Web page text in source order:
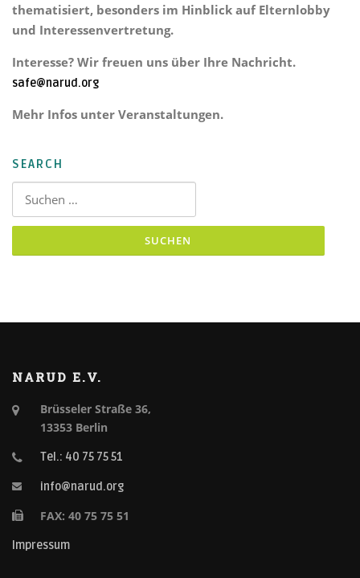
thematisiert, besonders im Hinblick auf Elternlobby
und Interessenvertretung.
Interesse? Wir freuen uns über Ihre Nachricht.
safe@narud.org
Mehr Infos unter Veranstaltungen.
SEARCH
Suchen nach:
NARUD E.V.
Brüsseler Straße 36,
13353 Berlin
Tel.: 40 75 75 51
info@narud.org
FAX: 40 75 75 51
Impressum